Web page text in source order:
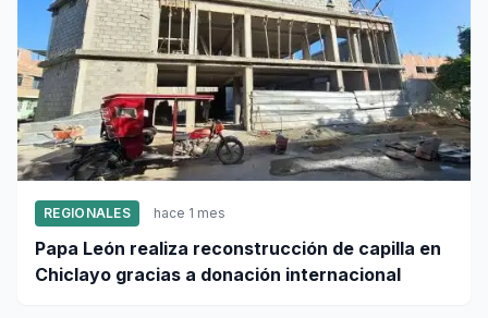
REGIONALES hace 1 mes
Papa León realiza reconstrucción de capilla en
Chiclayo gracias a donación internacional